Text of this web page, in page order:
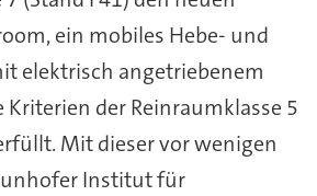
ein mobiles Hebe- und
elektrisch angetriebenem
Kriterien der Reinraumklasse 5
Mit dieser vor wenigen
Institut für